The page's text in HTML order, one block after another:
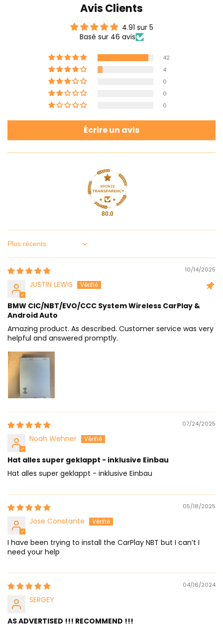
Avis Clients
4.91 sur 5
Basé sur 46 avis
42
4
0
0
0
Écrire un avis
80.0
Sort by
10/14/2025
JUSTIN LEWIS
BMW CIC/NBT/EVO/CCC System Wireless CarPlay &
Android Auto
Amazing product. As described. Customer service was very
helpful and answered promptly.
07/24/2025
Noah Wehner
Hat alles super geklappt - inklusive Einbau
Hat alles super geklappt - inklusive Einbau
05/18/2025
Jose Constante
I have been trying to install the CarPlay NBT but I can’t I
need your help
04/16/2024
SERGEY
AS ADVERTISED !!! RECOMMEND !!!